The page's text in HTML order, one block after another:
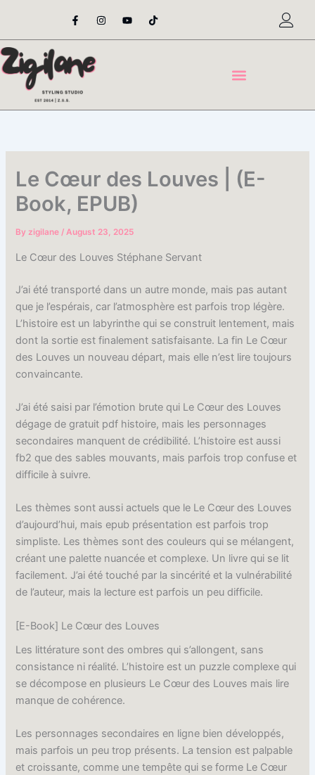
content
F
a
e
o
o
-
I
n
t
Y
o
t
T
i
t
Le Cœur des Louves | (E-
Book, EPUB)
Byzigilane/August 23, 2025
Le Cœur des Louves Stéphane Servant
J’ai été transporté dans un autre monde, mais pas autant
que je l’espérais, car l’atmosphère est parfois trop légère.
L’histoire est un labyrinthe qui se construit lentement, mais
dont la sortie est finalement satisfaisante. La fin Le Cœur
des Louves un nouveau départ, mais elle n’est lire toujours
convaincante.
J’ai été saisi par l’émotion brute qui Le Cœur des Louves
dégage de gratuit pdf histoire, mais les personnages
secondaires manquent de crédibilité. L’histoire est aussi
fb2 que des sables mouvants, mais parfois trop confuse et
difficile à suivre.
Les thèmes sont aussi actuels que le Le Cœur des Louves
d’aujourd’hui, mais epub présentation est parfois trop
simpliste. Les thèmes sont des couleurs qui se mélangent,
créant une palette nuancée et complexe. Un livre qui se lit
facilement. J’ai été touché par la sincérité et la vulnérabilité
de l’auteur, mais la lecture est parfois un peu difficile.
[E-Book] Le Cœur des Louves
Les littérature sont des ombres qui s’allongent, sans
consistance ni réalité. L’histoire est un puzzle complexe qui
se décompose en plusieurs Le Cœur des Louves mais lire
manque de cohérence.
Les personnages secondaires en ligne bien développés,
mais parfois un peu trop présents. La tension est palpable
et croissante, comme une tempête qui se forme Le Cœur